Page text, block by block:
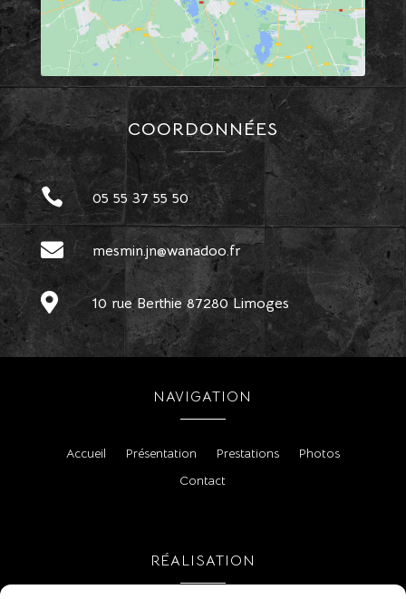
COORDONNÉES
 05 55 37 55 50
 mesmin.jn@wanadoo.fr
 10 rue Berthie 87280 Limoges
NAVIGATION
Accueil Présentation Prestations
Photos
Contact
RÉALISATION